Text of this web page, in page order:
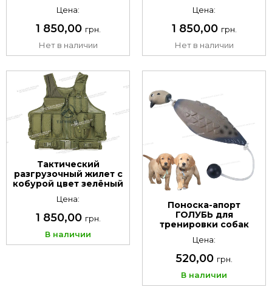
Цена:
1 850,00 грн.
Нет в наличии
Цена:
1 850,00 грн.
Нет в наличии
Тактический
разгрузочный жилет с
кобурой цвет зелёный
Цена:
1 850,00 грн.
В наличии
Поноска-апорт
ГОЛУБЬ для
тренировки собак
Цена:
520,00 грн.
В наличии